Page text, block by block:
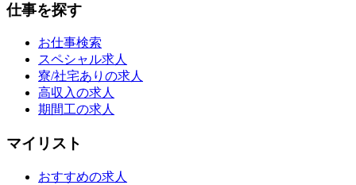
仕事を探す
お仕事検索
スペシャル求人
寮/社宅ありの求人
高収入の求人
期間工の求人
マイリスト
おすすめの求人